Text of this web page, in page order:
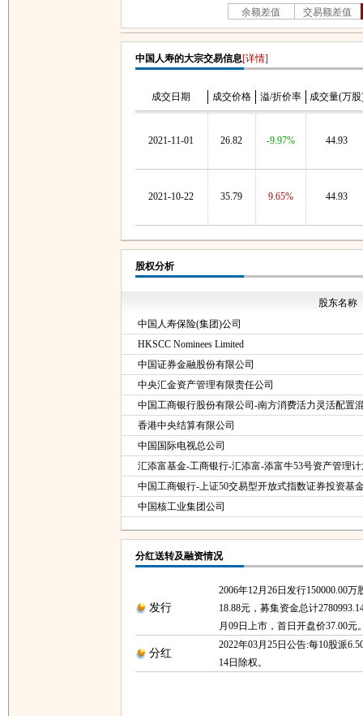
中国人寿的大宗交易信息[详情]
成交日期 成交价格 溢/折价率 成交量(万股
2021-11-01 26.82 -9.97% 44.93
2021-10-22 35.79 9.65% 44.93
股权分析
股东名称
中国人寿保险(集团)公司
HKSCC Nominees Limited
中国证券金融股份有限公司
中央汇金资产管理有限责任公司
中国工商银行股份有限公司-南方消费活力灵活配置
香港中央结算有限公司
中国国际电视总公司
汇添富基金-工商银行-汇添富-添富牛53号资产管理
中国工商银行-上证50交易型开放式指数证券投资基
中国核工业集团公司
分红送转及融资情况
发行
2006年12月26日发行150000.00万
18.88元，募集资金总计
月09日上市，首日开盘价37.00元
分红
2022年03月25日公告:每10股派
14日除权。